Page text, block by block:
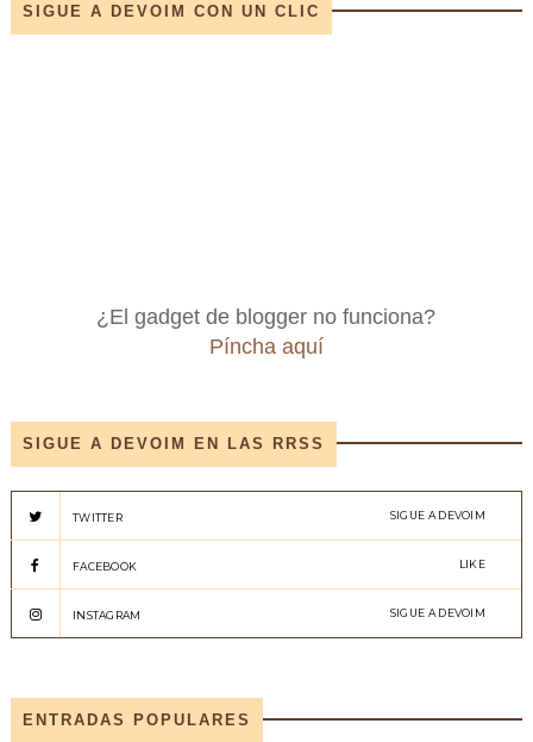
SIGUE A DEVOIM CON UN CLIC
¿El gadget de blogger no funciona?
Píncha aquí
SIGUE A DEVOIM EN LAS RRSS
TWITTER SIGUE A DEVOIM
FACEBOOK LIKE
INSTAGRAM SIGUE A DEVOIM
ENTRADAS POPULARES